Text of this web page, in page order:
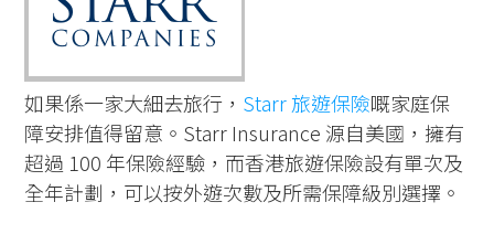
如果係一家大細去旅行， Starr 旅遊保險嘅家庭保
障安排值得留意。Starr Insurance 源自美國，擁有
超過 100 年保險經驗，而香港旅遊保險設有單次及
全年計劃，可以按外遊次數及所需保障級別選擇。